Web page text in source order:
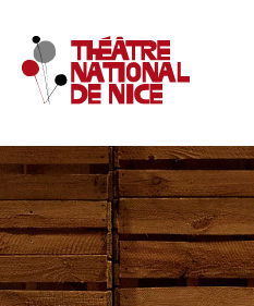
Réservez en ligne
Abonnez-vous en ligne